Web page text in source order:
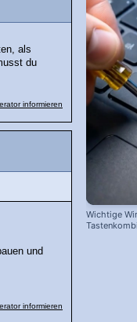
als
du
informieren
und
informieren
Wichtige